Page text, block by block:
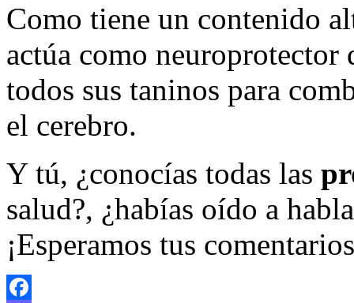
Como tiene un contenido
actúa como neuroprotector
todos sus taninos para
el cerebro.
Y tú, ¿conocías todas las
salud?, ¿habías oído a
¡Esperamos tus